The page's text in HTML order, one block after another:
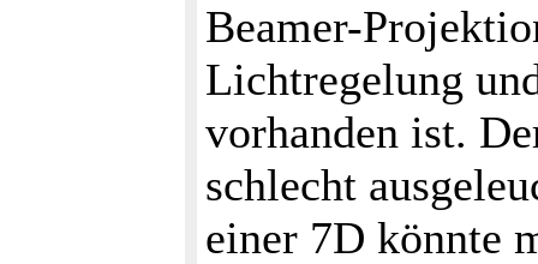
Beamer-
Lichtregelung
vorhanden ist.
schlecht
einer 7D könnte